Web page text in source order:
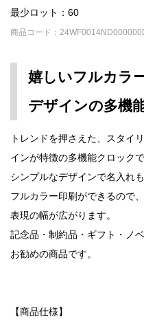
最少ロット：60
商品コード：
嬉しいフルカラ
デザインの多機
トレンドを押さえた、スタイ
インが特徴の多機能クロックで
シンプルなデザインで名入れも
フルカラー印刷ができるので
表現の幅が広がります。
記念品・制約品・ギフト・ノ
お勧めの商品です。
【商品仕様】